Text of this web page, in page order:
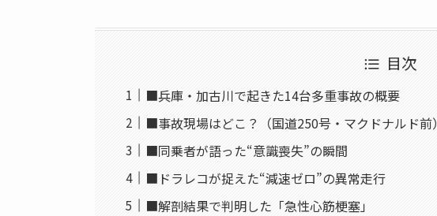
目次
■兵庫・加古川で起きた14台多重事故の概要
■事故現場はどこ？（国道250号・マクドナルド前）
■同乗者が語った“意識喪失”の瞬間
■ドラレコが捉えた“減速ゼロ”の異常走行
■解剖結果で判明した「急性心筋梗塞」